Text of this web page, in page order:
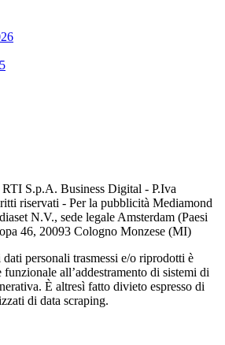
RTI S.p.A. Business Digital - P.Iva
riservati - Per la pubblicità Mediamond
N.V., sede legale Amsterdam (Paesi
46, 20093 Cologno Monzese (MI)
personali trasmessi e/o riprodotti è
all’addestramento di sistemi di
È altresì fatto divieto espresso di
di data scraping.